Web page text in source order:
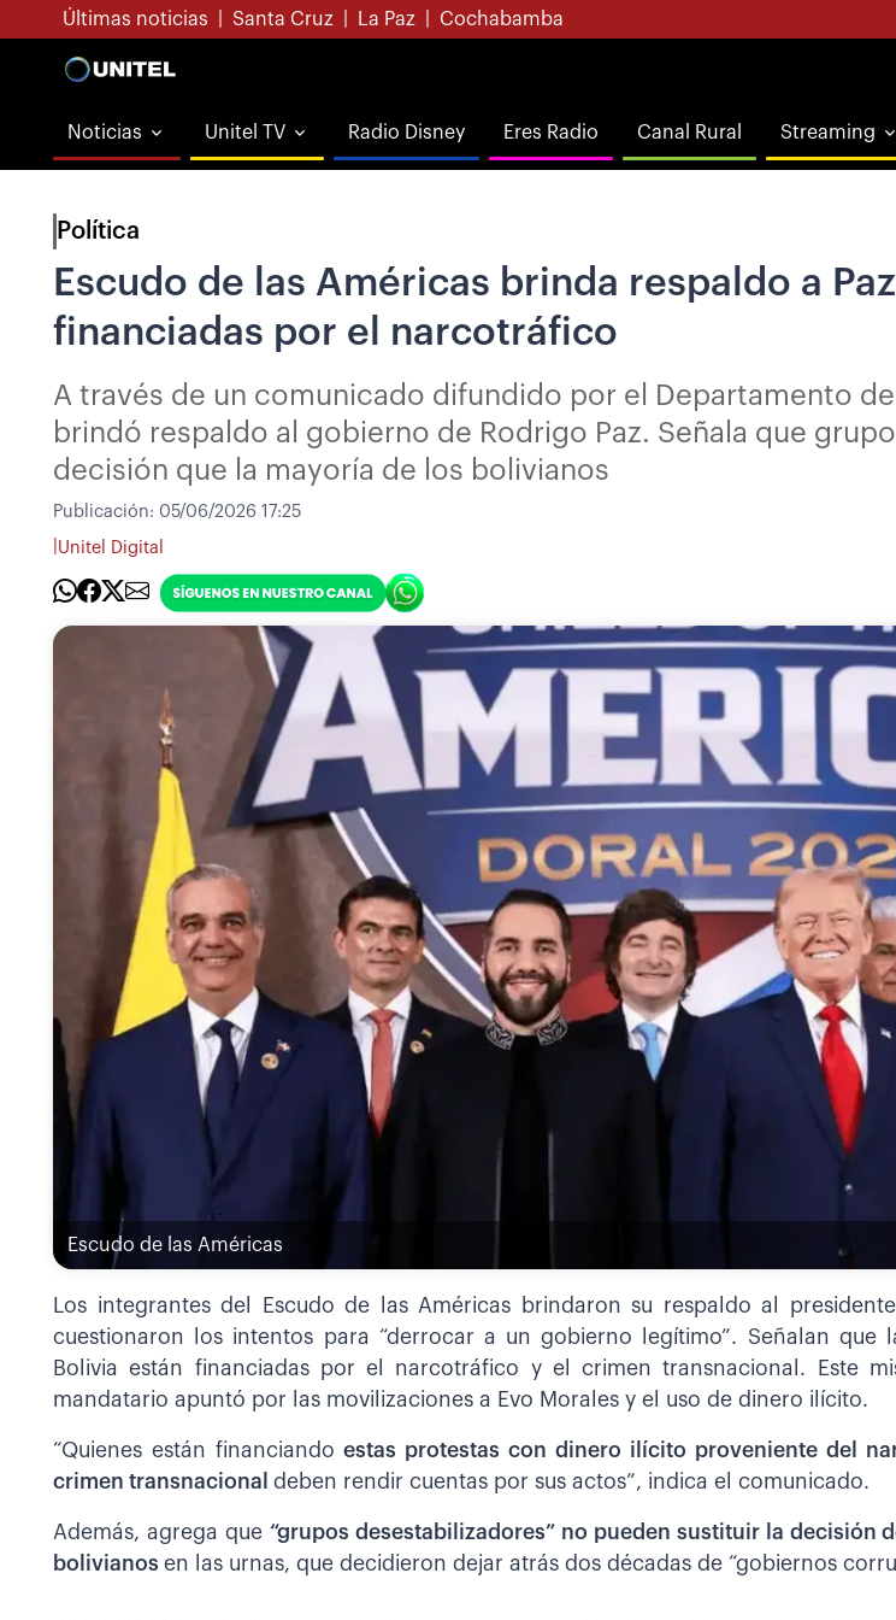
Últimas noticias Santa Cruz La Paz Cochabamba
Noticias Unitel TV Radio Disney Eres Radio Canal Rural Streaming
Política
Escudo de las Américas brinda respaldo a
financiadas por el narcotráfico
A través de un comunicado difundido por el Departamento
brindó respaldo al gobierno de Rodrigo Paz. Señala que
decisión que la mayoría de los bolivianos
Publicación: 05/06/2026 17:25
Unitel Digital
Escudo de las Américas
Los integrantes del Escudo de las Américas brindaron su respaldo al
cuestionaron los intentos para “derrocar a un gobierno legítimo”. Señalan que
Bolivia están financiadas por el narcotráfico y el crimen transnacional. Este
mandatario apuntó por las movilizaciones a Evo Morales y el uso de dinero ilícito.
“Quienes están financiando estas protestas con dinero ilícito proveniente del
crimen transnacional deben rendir cuentas por sus actos”, indica el comunicado.
Además, agrega que “grupos desestabilizadores” no pueden sustituir la decisión
bolivianos en las urnas, que decidieron dejar atrás dos décadas de “gobiernos